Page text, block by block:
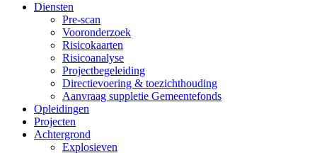
Diensten
Pre-scan
Vooronderzoek
Risicokaarten
Risicoanalyse
Projectbegeleiding
Directievoering & toezichthouding
Aanvraag suppletie Gemeentefonds
Opleidingen
Projecten
Achtergrond
Explosieven